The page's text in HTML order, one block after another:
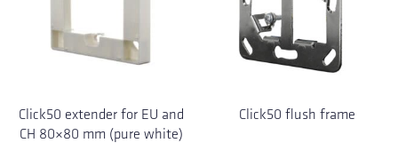
Click50 extender for EU and
CH 80×80 mm (pure white)
Click50 flush frame